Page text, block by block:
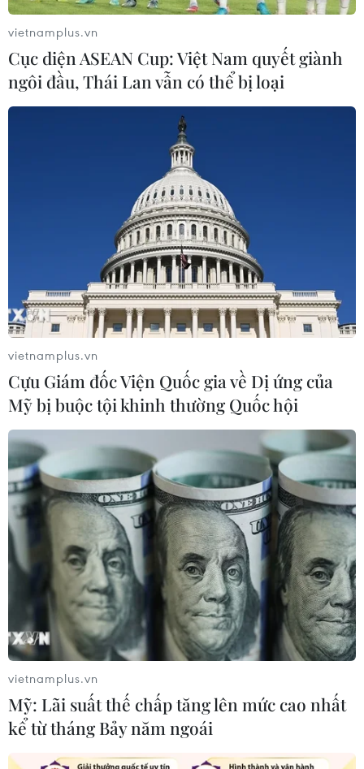
vietnamplus.vn
Cục diện ASEAN Cup: Việt Nam quyết giành
ngôi đầu, Thái Lan vẫn có thể bị loại
vietnamplus.vn
Cựu Giám đốc Viện Quốc gia về Dị ứng của
Mỹ bị buộc tội khinh thường Quốc hội
vietnamplus.vn
Mỹ: Lãi suất thế chấp tăng lên mức cao nhất
kể từ tháng Bảy năm ngoái